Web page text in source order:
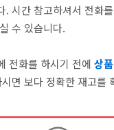
. 시간 참고하셔서 전화
수 있습니다.
전화를 하시기 전에 상
면 보다 정확한 재고를